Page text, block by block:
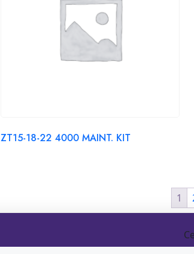
ZT15-18-22 4000 MAINT. KIT
1